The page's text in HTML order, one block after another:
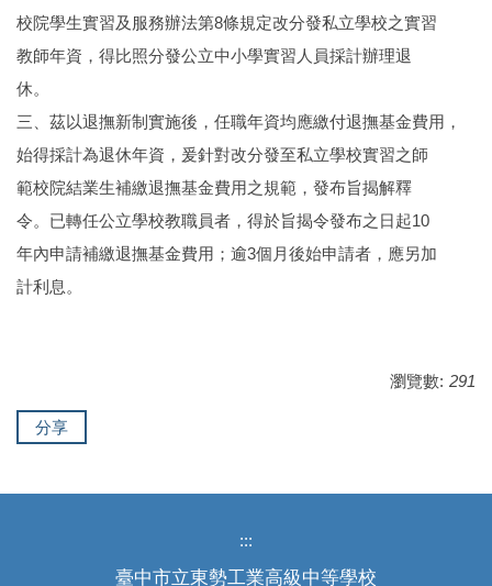
校院學生實習及服務辦法第8條規定改分發私立學校之實習
教師年資，得比照分發公立中小學實習人員採計辦理退
休。
三、茲以退撫新制實施後，任職年資均應繳付退撫基金費用，
始得採計為退休年資，爰針對改分發至私立學校實習之師
範校院結業生補繳退撫基金費用之規範，發布旨揭解釋
令。已轉任公立學校教職員者，得於旨揭令發布之日起10
年內申請補繳退撫基金費用；逾3個月後始申請者，應另加
計利息。
瀏覽數: 291
分享
:::
臺中市立東勢工業高級中等學校